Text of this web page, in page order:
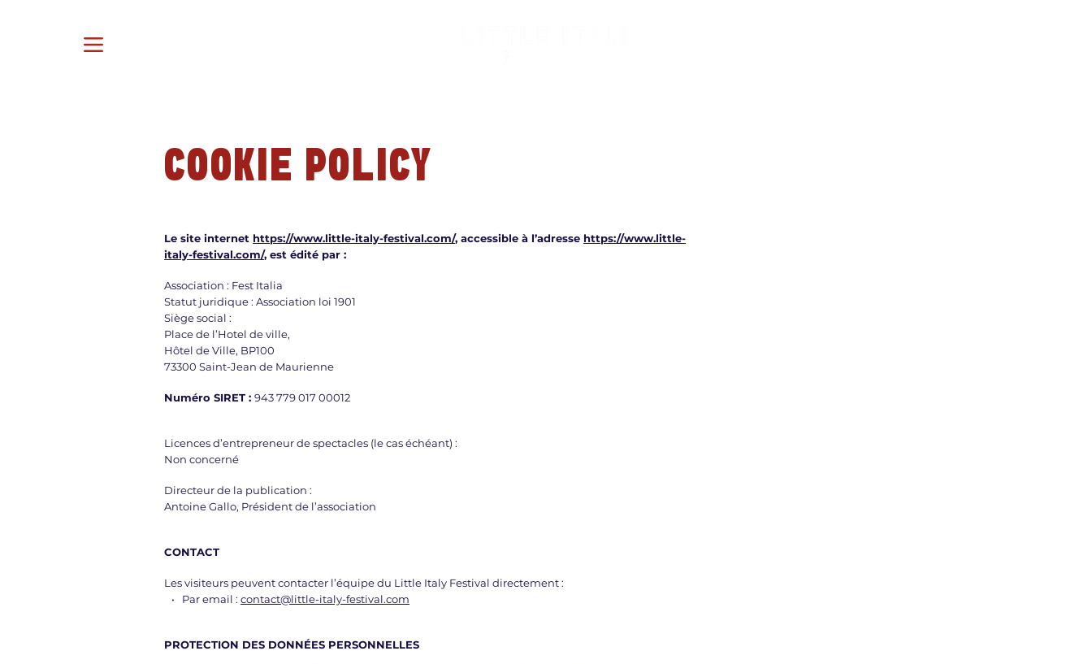
COOKIE POLICY
Le site internet https://www.little-italy-festival.com/, accessible à l’adresse https://www.little-
italy-festival.com/, est édité par :
Association : Fest Italia
Statut juridique : Association loi 1901
Siège social :
Place de l’Hotel de ville,
Hôtel de Ville, BP100
73300 Saint-Jean de Maurienne
Numéro SIRET : 943 779 017 00012
Licences d’entrepreneur de spectacles (le cas échéant) :
Non concerné
Directeur de la publication :
Antoine Gallo, Président de l’association
CONTACT
Les visiteurs peuvent contacter l’équipe du Little Italy Festival directement :
• Par email : contact@little-italy-festival.com
PROTECTION DES DONNÉES PERSONNELLES